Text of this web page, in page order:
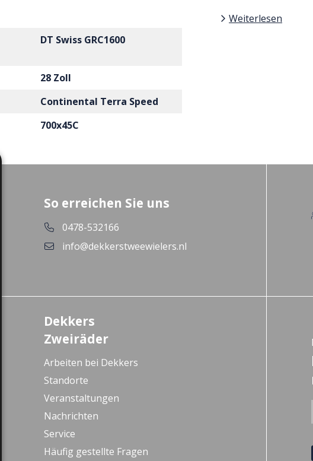
DT Swiss GRC1600
28 Zoll
Continental Terra Speed
700x45C
Weiterlesen
So erreichen Sie uns
0478-532166
info@dekkerstweewielers.nl
Dekkers
Zweiräder
Arbeiten bei Dekkers
Standorte
Veranstaltungen
Nachrichten
Service
Häufig gestellte Fragen